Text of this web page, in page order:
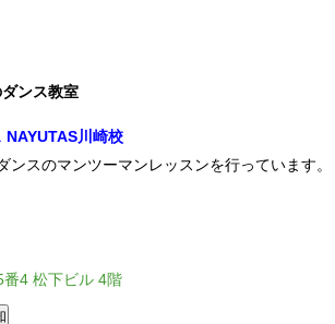
ンス教室
NAYUTAS川崎校
ンスのマンツーマンレッスンを行っています。
4 松下ビル 4階